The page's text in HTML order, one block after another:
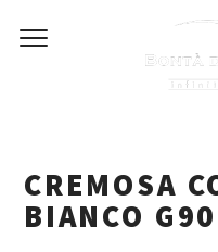
CREMOSA
BIANCO